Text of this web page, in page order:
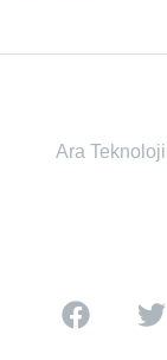
Ara Teknoloji